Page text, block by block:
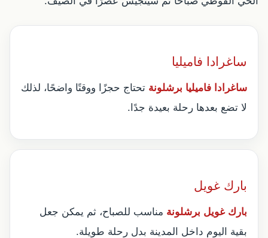
ساغرادا فاميليا
ساغرادا فاميليا برشلونة تحتاج حجزًا ووقتًا واضحًا، لذلك
لا تضع بعدها رحلة بعيدة جدًا.
بارك غويل
بارك غويل برشلونة مناسب للصباح، ثم يمكن جعل
بقية اليوم داخل المدينة بدل رحلة طويلة.